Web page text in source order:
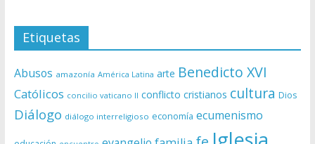
Etiquetas
Abusos amazonía América Latina arte Benedicto XVI
Católicos concilio vaticano II conflicto cristianos cultura Dios
Diálogo diálogo interreligioso economía ecumenismo